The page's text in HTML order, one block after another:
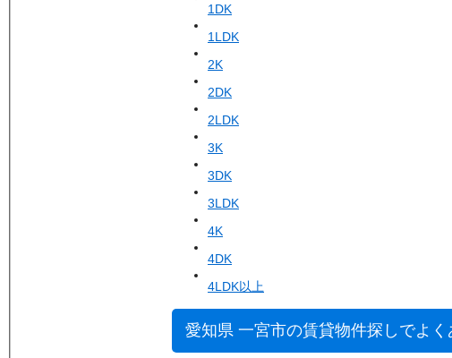
1DK
1LDK
2K
2DK
2LDK
3K
3DK
3LDK
4K
4DK
4LDK以上
愛知県 一宮市の賃貸物件探しでよく